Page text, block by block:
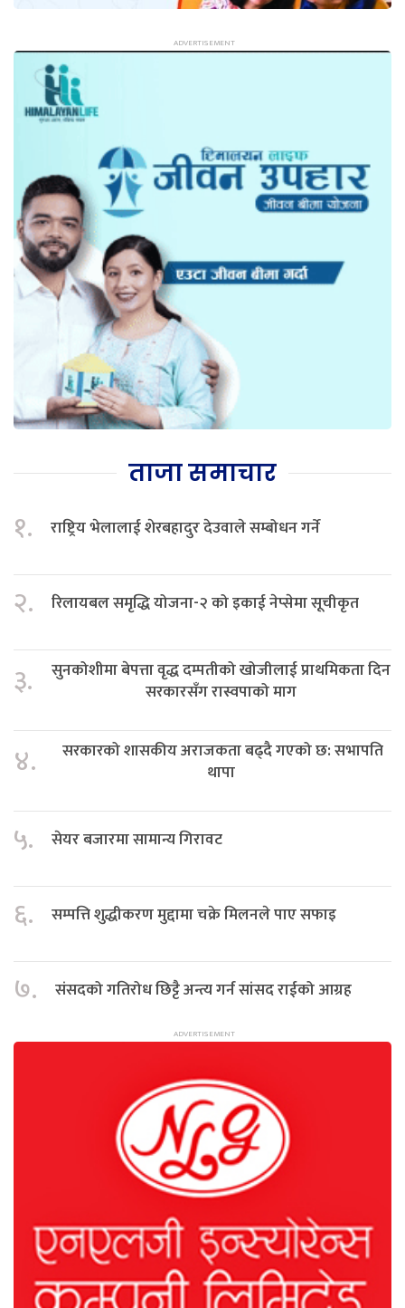
ताजा समाचार
१. राष्ट्रिय भेलालाई शेरबहादुर देउवाले सम्बोधन गर्ने
२. रिलायबल समृद्धि योजना-२ को इकाई नेप्सेमा सूचीकृत
३.
सुनकोशीमा बेपत्ता वृद्ध दम्पतीको खोजीलाई प्राथमिकता दिन
सरकारसँग रास्वपाको माग
४.
सरकारको शासकीय अराजकता बढ्दै गएको छ: सभापति
थापा
५. सेयर बजारमा सामान्य गिरावट
६. सम्पत्ति शुद्धीकरण मुद्दामा चक्रे मिलनले पाए सफाइ
७. संसदको गतिरोध छिट्टै अन्त्य गर्न सांसद राईको आग्रह